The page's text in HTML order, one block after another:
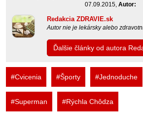
07.09.2015, Autor:
Redakcia ZDRAVIE.sk
Autor nie je lekársky alebo
Ďalšie články od autora
#Cvicenia #Športy #Jednoduche
#Superman #Rýchla Chôdza